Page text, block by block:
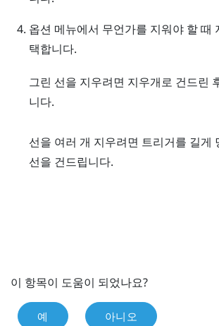
옵션 메뉴에서 무언가를 지워야 할 때
택합니다.
그린 선을 지우려면 지우개로 건드린
니다.
선을 여러 개 지우려면 트리거를 길게
선을 건드립니다.
이 항목이 도움이 되었나요?
예 아니오